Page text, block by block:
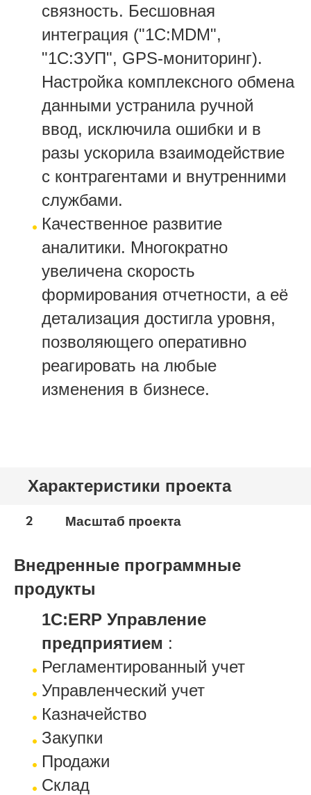
связность. Бесшовная
интеграция ("1C:MDM",
"1С:ЗУП", GPS-мониторинг).
Настройка комплексного обмена
данными устранила ручной
ввод, исключила ошибки и в
разы ускорила взаимодействие
с контрагентами и внутренними
службами.
Качественное развитие
аналитики. Многократно
увеличена скорость
формирования отчетности, а её
детализация достигла уровня,
позволяющего оперативно
реагировать на любые
изменения в бизнесе.
Характеристики проекта
2 Масштаб проекта
Внедренные программные
продукты
1С:ERP Управление
предприятием :
Регламентированный учет
Управленческий учет
Казначейство
Закупки
Продажи
Склад